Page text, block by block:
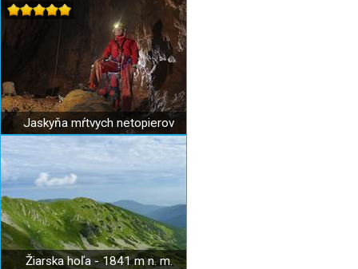
Jaskyňa mŕtvych netopierov
Žiarska hoľa - 1841 m n. m.